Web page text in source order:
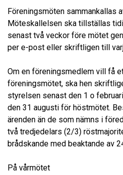
Föreningsmöten sammankallas
Möteskallelsen ska tillställas
senast två veckor före mötet
per e-post eller skriftligen till
Om en föreningsmedlem vill få
föreningsmötet, ska hen
styrelsen senast den 1 o
den 31 augusti för höstmötet.
ärenden än de som nämns i
två tredjedelars (2/3)
brådskande med beaktande av
På vårmötet